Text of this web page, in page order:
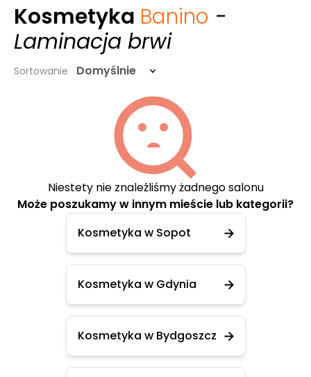
Kosmetyka Banino -
Laminacja brwi
Sortowanie Domyślnie
Niestety nie znaleźliśmy żadnego salonu
Może poszukamy w innym mieście lub kategorii?
Kosmetyka w Sopot
Kosmetyka w Gdynia
Kosmetyka w Bydgoszcz